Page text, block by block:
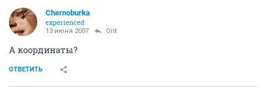
Chernoburka
experienced
13 июня 2007 Orit
А координаты?
ОТВЕТИТЬ